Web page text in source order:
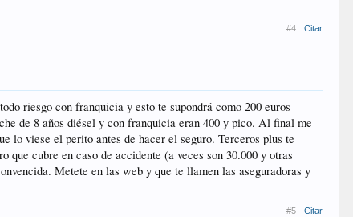
#4 Citar
riesgo con franquicia y esto te supondrá como 200 euros
de 8 años diésel y con franquicia eran 400 y pico. Al final me
lo viese el perito antes de hacer el seguro. Terceros plus te
cubre en caso de accidente (a veces son 30.000 y otras
Metete en las web y que te llamen las aseguradoras y
#5 Citar